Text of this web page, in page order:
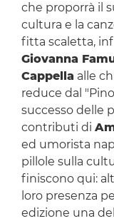
che proporrà il
cultura e la
fitta scaletta,
Giovanna
Cappella alle
reduce dal
successo delle
contributi di
ed umorista
pillole sulla
finiscono qui:
loro presenza
edizione una